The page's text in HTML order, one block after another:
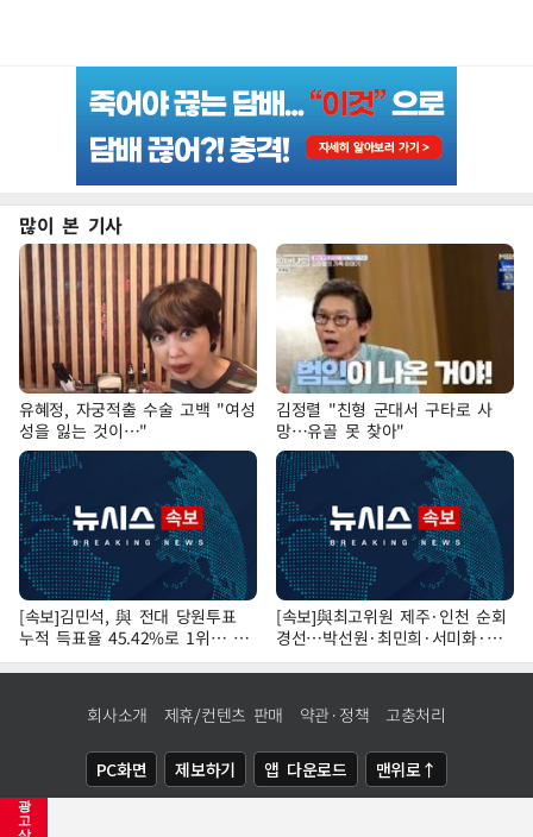
광
고
많이 본 기사
유혜정, 자궁적출 수술 고백 "여성
성을 잃는 것이…"
김정렬 "친형 군대서 구타로 사
망…유골 못 찾아"
[속보]김민석, 與 전대 당원투표
누적 득표율 45.42%로 1위… 정
청래 44.56%
[속보]與최고위원 제주·인천 순회
경선…박선원·최민희·서미화·한
민수·김용 순
회사소개 제휴/컨텐츠 판매 약관·정책 고충처리
PC화면 제보하기 앱 다운로드 맨위로↑